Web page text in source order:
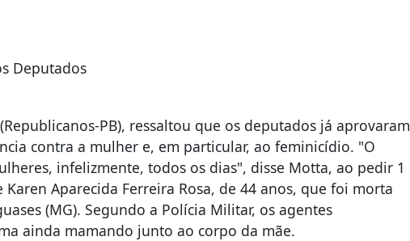
Deputados
PB), ressaltou que os deputados já aprovaram
contra a mulher e, em particular, ao feminicídio. "O
infelizmente, todos os dias", disse Motta, ao pedir 1
Aparecida Ferreira Rosa, de 44 anos, que foi morta
(MG). Segundo a Polícia Militar, os agentes
ainda mamando junto ao corpo da mãe.